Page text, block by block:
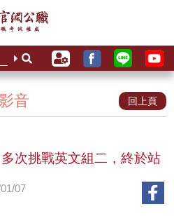
音 回上頁
次挑戰英文組二，終於站
07